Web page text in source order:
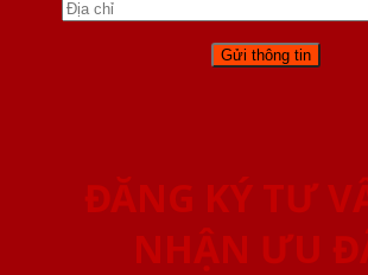
ĐĂNG KÝ TƯ
NHẬN ƯU